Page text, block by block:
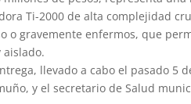
Ti-2000 de alta complejidad
o gravemente enfermos, que
llevado a cabo el pasado 5
y el secretario de Salud